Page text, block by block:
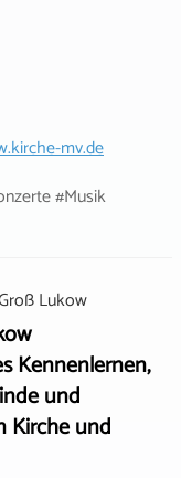
mv.de
#Musik
Lukow
Kennenlernen,
und
Kirche und